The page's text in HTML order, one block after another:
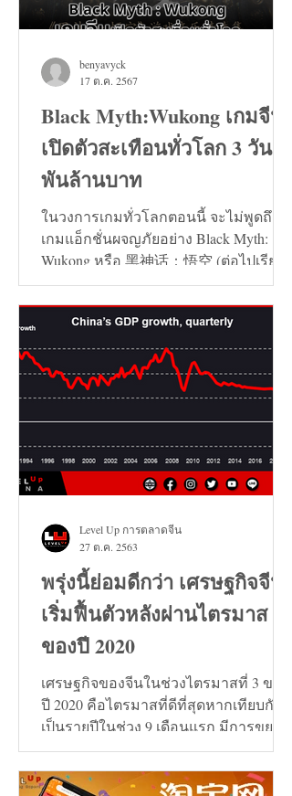
Black Myth:Wukong เกมจีน
เปิดตัวสะเทือนทั่วโลก 3 วัน 7
พันล้านบาท
ในวงการเกมทั่วโลกตอนนี้ จะไม่พูดถึง
เกมแอ็กชั่นผจญภัยอย่าง Black Myth:
Wukong หรือ 黑神话：悟空 (ต่อไปเรียก
ว่า เกมหงอคง) ไม่ได้เลย...
benyavyck
17 ต.ค. 2567
พรุ่งนี้ย่อมดีกว่า เศรษฐกิจจีน
เริ่มฟื้นตัวหลังผ่านไตรมาส 3
ของปี 2020
เศรษฐกิจของจีนในช่วงไตรมาสที่ 3 ของ
ปี 2020 คือไตรมาสที่ดีที่สุดหากเทียบกัน
เป็นรายปีในช่วง 9 เดือนแรก มีการขยาย
ตัวเพิ่มขึ้น 0.7%
Level Up การตลาดจีน
27 ต.ค. 2563